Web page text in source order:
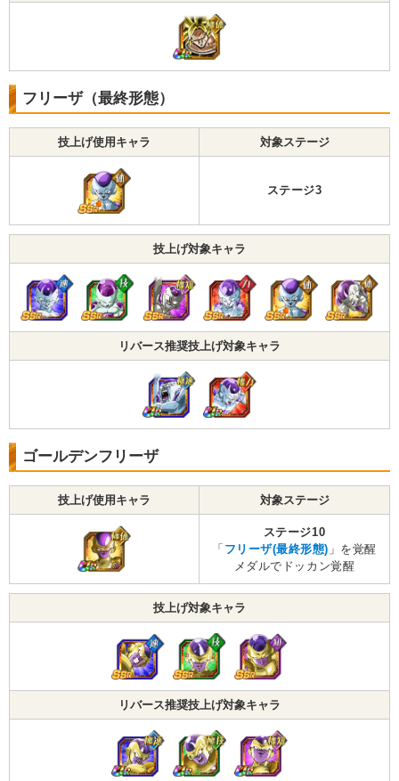
フリーザ（最終形態）
技上げ使用キャラ 対象ステージ
ステージ3
技上げ対象キャラ
リバース推奨技上げ対象キャラ
ゴールデンフリーザ
技上げ使用キャラ 対象ステージ
ステージ10
「 フリーザ(最終形態) 」を覚醒
メダルでドッカン覚醒
技上げ対象キャラ
リバース推奨技上げ対象キャラ